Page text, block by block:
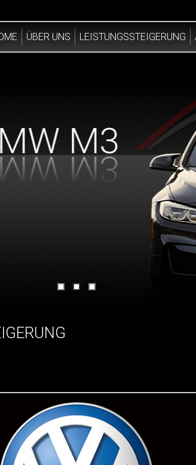
ÜBER UNS LEISTUNGSSTEIGERUNG
M3